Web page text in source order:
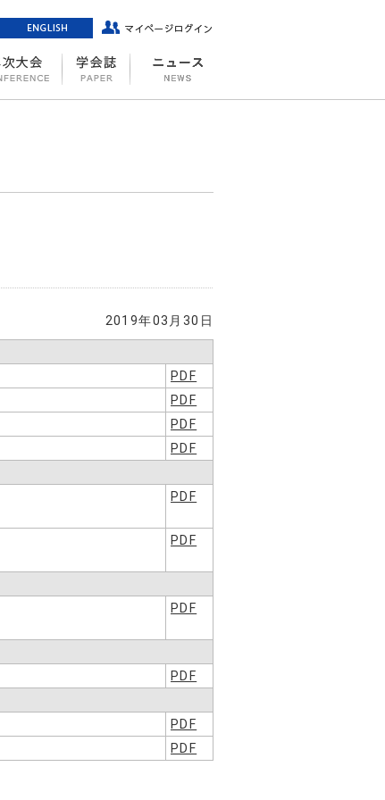
2019年03月30日
PDF
PDF
PDF
PDF
PDF
PDF
PDF
PDF
PDF
PDF